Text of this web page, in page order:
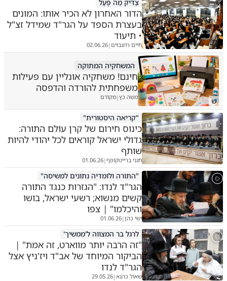
צַדִּיק מַה פָּעָל
הדור האחרון לא הכיר אותו: המונים
בעצרת הספד על הגר"ד שמידל זצ"ל
• תיעוד
חיים רוזנבוים|
02.06.26
ש
המשחקיה המתוקה
חינם! משחקיה אונליין עם פעילות
משפחתית להורדה והדפסה
משה כץ|מקודם
"קריאה היסטורית"
כינוס חירום של קרן עולם התורה:
גדולי ישראל קוראים לכל יהודי להיות
שותף
חנני ברייטקופף|
01.06.26
"התורה ולומדיה נתונים למשיסה"
הגר"ד לנדו: "הגזרות כנגד התורה
קשים מנשוא; רשעי ישראל, בושו
והיכלמו" | צפו
ישי כהן |
01.06.26
לרגל בר המצווה ל'ממשיך'
"זה הרבה יותר מווארט, זה אמת" |
הביקור המיוחד של אב"ד ויז'ניץ אצל
הגר"ד לנדו
שאול כהנא|
29.05.26